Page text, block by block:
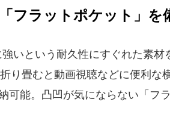
フラットポケット」を
いという耐久性にすぐれた素材
り畳むと動画視聴などに便利な
可能。凸凹が気にならない「フ